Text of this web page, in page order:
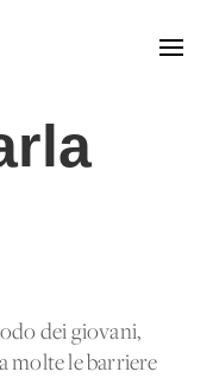
dei giovani,
molte le barriere